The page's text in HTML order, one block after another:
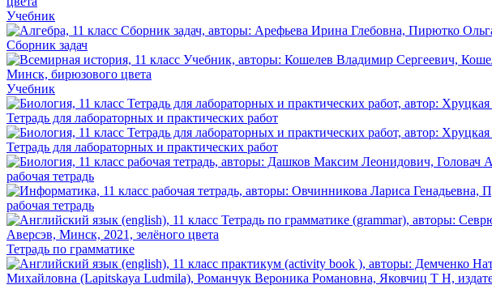
Учебник
Сборник задач
Учебник
Тетрадь для лабораторных и практических работ
Тетрадь для лабораторных и практических работ
рабочая тетрадь
рабочая тетрадь
Тетрадь по грамматике